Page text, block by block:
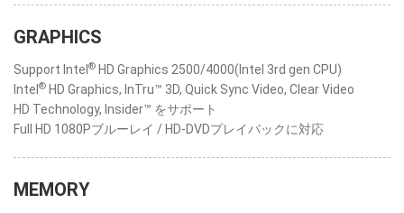
GRAPHICS
Support Intel ® HD Graphics 2500/4000(Intel 3rd gen CPU)
Intel ® HD Graphics, InTru™ 3D, Quick Sync Video, Clear Video
HD Technology, Insider™ をサポート
Full HD 1080Pブルーレイ / HD-DVDプレイバックに対応
MEMORY